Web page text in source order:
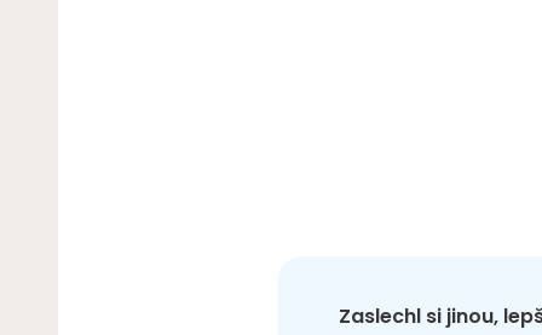
Zaslechl si jinou,